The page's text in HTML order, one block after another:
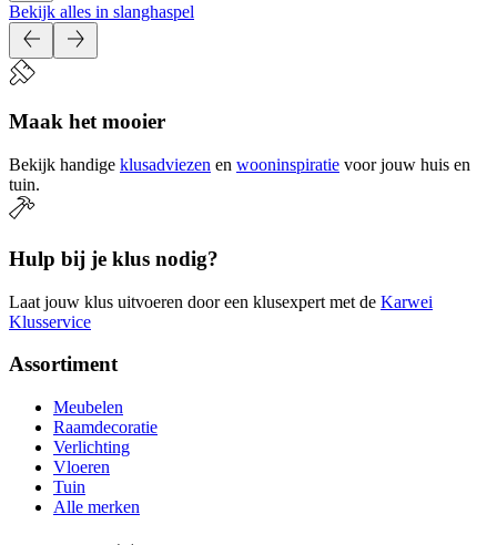
Bekijk alles in slanghaspel
Maak het mooier
Bekijk handige klusadviezen en wooninspiratie voor jouw huis en
tuin.
Hulp bij je klus nodig?
Laat jouw klus uitvoeren door een klusexpert met de Karwei
Klusservice
Assortiment
Meubelen
Raamdecoratie
Verlichting
Vloeren
Tuin
Alle merken